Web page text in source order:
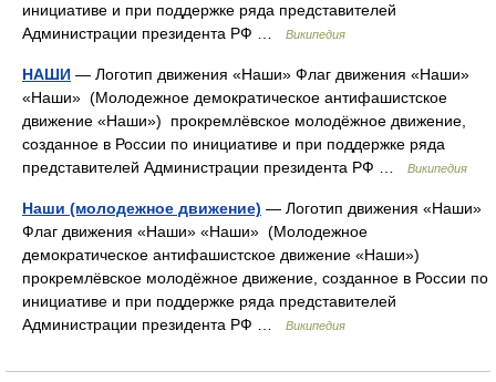
инициативе и при поддержке ряда представителей
Администрации президента РФ …
Википедия
НАШИ — Логотип движения «Наши» Флаг движения «Наши»
«Наши» (Молодежное демократическое антифашистское
движение «Наши») прокремлёвское молодёжное движение,
созданное в России по инициативе и при поддержке ряда
представителей Администрации президента РФ …
Википедия
Наши (молодежное движение) — Логотип движения «Наши»
Флаг движения «Наши» «Наши» (Молодежное
демократическое антифашистское движение «Наши»)
прокремлёвское молодёжное движение, созданное в России по
инициативе и при поддержке ряда представителей
Администрации президента РФ …
Википедия